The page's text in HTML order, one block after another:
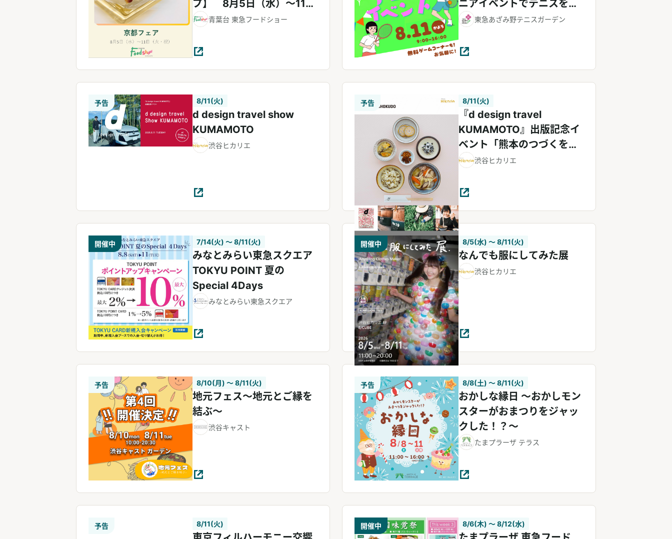
プ】 8月5日（水）～11日
（火・祝）
青葉台 東急フードショー
ニアイベントでテニスを楽
しもう♪
東急あざみ野テニスガーデン
予告 8/11(火)
d design travel show
KUMAMOTO
渋谷ヒカリエ
予告 8/11(火)
『d design travel
KUMAMOTO』出版記念イ
ベント「熊本のつづくをた
べる会」
渋谷ヒカリエ
開催中 7/14(火) 〜 8/11(火)
みなとみらい東急スクエア
TOKYU POINT 夏の
Special 4Days
みなとみらい東急スクエア
開催中 8/5(水) 〜 8/11(火)
なんでも服にしてみた展
渋谷ヒカリエ
予告 8/10(月) 〜 8/11(火)
地元フェス〜地元とご縁を
結ぶ〜
渋谷キャスト
予告 8/8(土) 〜 8/11(火)
おかしな縁日 〜おかしモン
スターがおまつりをジャッ
クした！？〜
たまプラーザ テラス
予告 8/11(火) 開催中 8/6(木) 〜 8/12(水)